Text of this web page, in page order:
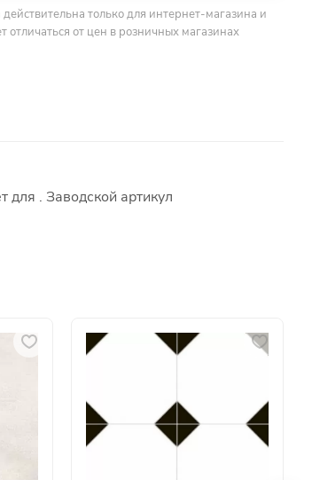
только для интернет-магазина и
отличаться от цен в розничных магазинах
. Заводской артикул